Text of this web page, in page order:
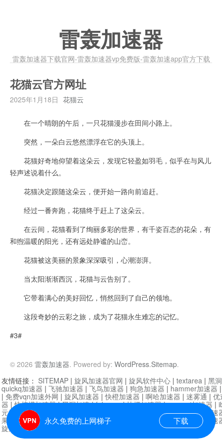
雷轰加速器
雷轰加速器下载官网-雷轰加速器vp免费版-雷轰加速app官方下载
花猫云官方网址
2025年1月18日 花猫云
在一个晴朗的午后，一只花猫漫步在田间小路上。
突然，一朵白云悠然漂浮在它的头顶上。
花猫好奇地仰望着这朵云，发现它轻盈如羽毛，似乎在与风儿
轻声述说着什么。
花猫决定跟随这朵云，便开始一路向前追赶。
经过一番奔跑，花猫终于赶上了这朵云。
在云间，花猫看到了绚丽多彩的世界，有千姿百态的花朵，有
和煦温暖的阳光，还有远处静谧的山峦。
花猫被这美丽的景象深深吸引，心潮澎湃。
当太阳渐渐西沉，花猫与云告别了。
它带着满心的美好回忆，悄然回到了自己的领地。
这段奇妙的云彩之旅，成为了花猫永生难忘的记忆。
#3#
© 2026 雷轰加速器. Powered by: WordPress.Sitemap.
永久免费的上网梯子 下载
友情链接： SITEMAP | 旋风加速器官网 | 旋风软件中心 | textarea | 黑
quickq加速器 | 飞驰加速器 | 飞鸟加速器 | 狗急加速器 | hammer加速器
| 免费vqn加速外网 | 旋风加速器 |快橙加速器 | 啊哈加速器 | 迷雾通 | 优
器 |快柠檬加速器|黑洞加速|falemon|快橙加速器|anycast加速器 |
元机场加速器
|白石山|小牛加速
果加速器|黑洞加速|银河加速器|猎豹加速器 海鸥加速器|
芒果加速
旋风加速器度器